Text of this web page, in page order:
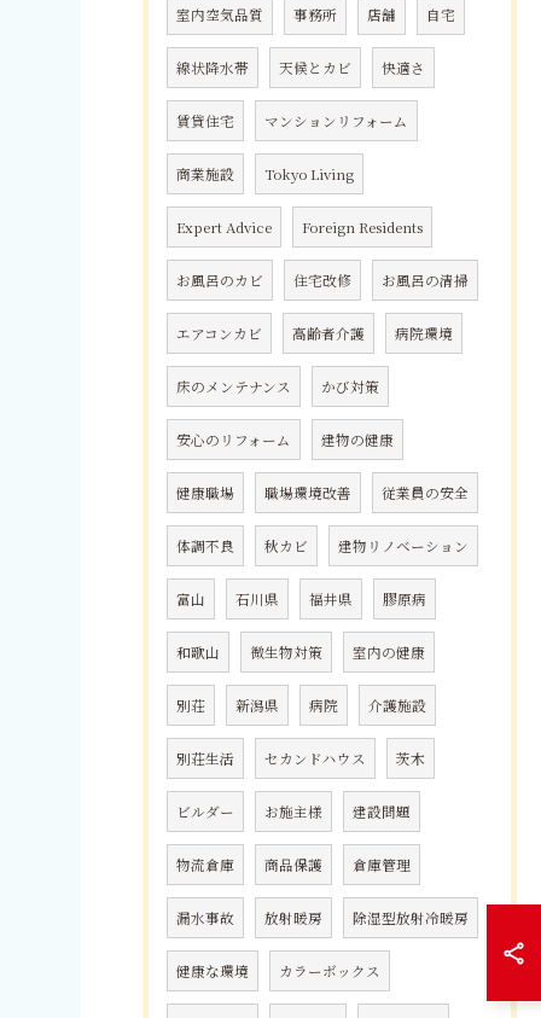
室内空気品質 事務所 店舗 自宅
線状降水帯 天候とカビ 快適さ
賃貸住宅 マンションリフォーム
商業施設 Tokyo Living
Expert Advice Foreign Residents
お風呂のカビ 住宅改修 お風呂の清掃
エアコンカビ 高齢者介護 病院環境
床のメンテナンス かび対策
安心のリフォーム 建物の健康
健康職場 職場環境改善 従業員の安全
体調不良 秋カビ 建物リノベーション
富山 石川県 福井県 膠原病
和歌山 微生物対策 室内の健康
別荘 新潟県 病院 介護施設
別荘生活 セカンドハウス 茨木
ビルダー お施主様 建設問題
物流倉庫 商品保護 倉庫管理
漏水事故 放射暖房 除湿型放射冷暖房
健康な環境 カラーボックス